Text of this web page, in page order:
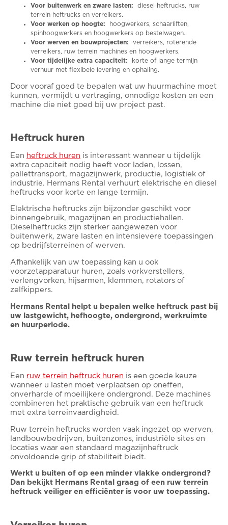
Voor buitenwerk en zware lasten: diesel heftrucks, ruw
terrein heftrucks en verreikers.
Voor werken op hoogte: hoogwerkers, schaarliften,
spinhoogwerkers en hoogwerkers op bestelwagen.
Voor werven en bouwprojecten: verreikers, roterende
verreikers, ruw terrein machines en hoogwerkers.
Voor tijdelijke extra capaciteit: korte of lange termijn
verhuur met flexibele levering en ophaling.
Door vooraf goed te bepalen wat uw huurmachine moet
kunnen, vermijdt u vertraging, onnodige kosten en een
machine die niet goed bij uw project past.
Heftruck huren
Een heftruck huren is interessant wanneer u tijdelijk
extra capaciteit nodig heeft voor laden, lossen,
pallettransport, magazijnwerk, productie, logistiek of
industrie. Hermans Rental verhuurt elektrische en diesel
heftrucks voor korte en lange termijn.
Elektrische heftrucks zijn bijzonder geschikt voor
binnengebruik, magazijnen en productiehallen.
Dieselheftrucks zijn sterker aangewezen voor
buitenwerk, zware lasten en intensievere toepassingen
op bedrijfsterreinen of werven.
Afhankelijk van uw toepassing kan u ook
voorzetapparatuur huren, zoals vorkverstellers,
verlengvorken, hijsarmen, klemmen, rotators of
zelfkippers.
Hermans Rental helpt u bepalen welke heftruck past bij
uw lastgewicht, hefhoogte, ondergrond, werkruimte
en huurperiode.
Ruw terrein heftruck huren
Een ruw terrein heftruck huren is een goede keuze
wanneer u lasten moet verplaatsen op oneffen,
onverharde of moeilijkere ondergrond. Deze machines
combineren het praktische gebruik van een heftruck
met extra terreinvaardigheid.
Ruw terrein heftrucks worden vaak ingezet op werven,
landbouwbedrijven, buitenzones, industriële sites en
locaties waar een standaard magazijnheftruck
onvoldoende grip of stabiliteit biedt.
Werkt u buiten of op een minder vlakke ondergrond?
Dan bekijkt Hermans Rental graag of een ruw terrein
heftruck veiliger en efficiënter is voor uw toepassing.